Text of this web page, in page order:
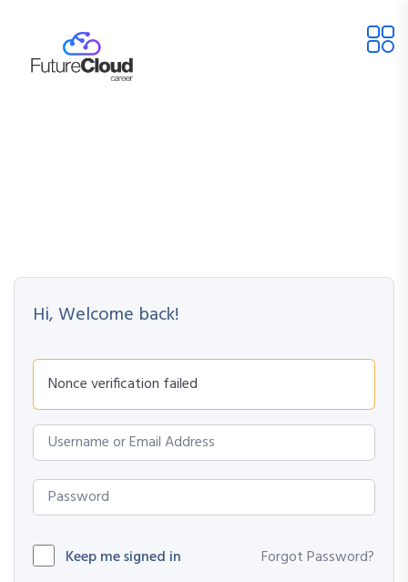
Hi, Welcome back!
Nonce verification failed
Keep me signed in Forgot Password?